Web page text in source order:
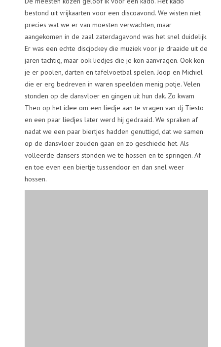
bestond uit vrijkaarten voor een discoavond. We wisten niet
precies wat we er van moesten verwachten, maar
aangekomen in de zaal zaterdagavond was het snel duidelijk.
Er was een echte discjockey die muziek voor je draaide uit de
jaren tachtig, maar ook liedjes die je kon aanvragen. Ook kon
je er poolen, darten en tafelvoetbal spelen. Joop en Michiel
die er erg bedreven in waren speelden menig potje. Velen
stonden op de dansvloer en gingen uit hun dak. Zo kwam
Theo op het idee om een liedje aan te vragen van dj Tiesto
en een paar liedjes later werd hij gedraaid. We spraken af
nadat we een paar biertjes hadden genuttigd, dat we samen
op de dansvloer zouden gaan en zo geschiede het. Als
volleerde dansers stonden we te hossen en te springen. Af
en toe even een biertje tussendoor en dan snel weer
hossen.